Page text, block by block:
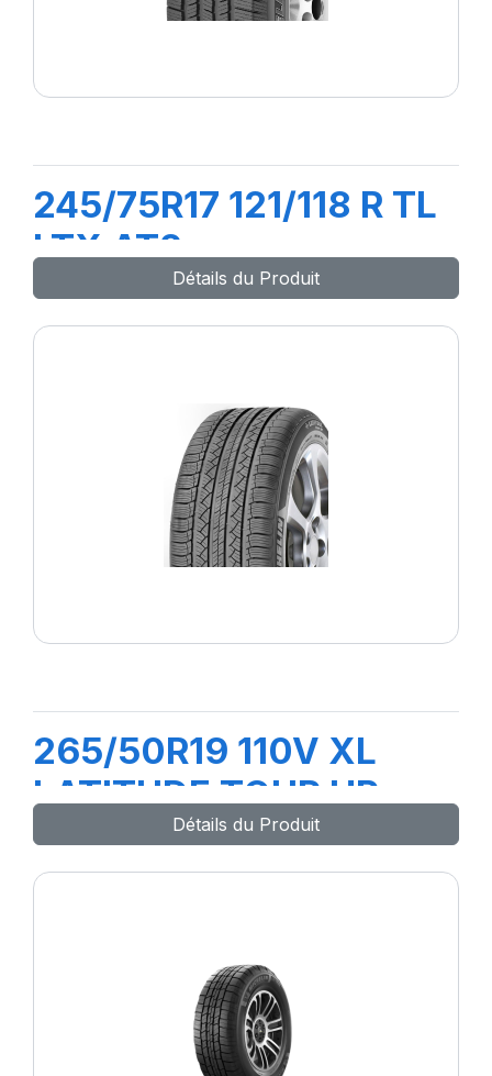
245/75R17 121/118 R TL
LTX AT2
Détails du Produit
265/50R19 110V XL
LATITUDE TOUR HP
(N0)
Détails du Produit